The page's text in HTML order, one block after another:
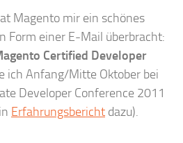
Magento mir ein schönes
Form einer E-Mail überbracht:
Certified Developer
ich Anfang/Mitte Oktober bei
Developer Conference 2011
Erfahrungsbericht dazu).